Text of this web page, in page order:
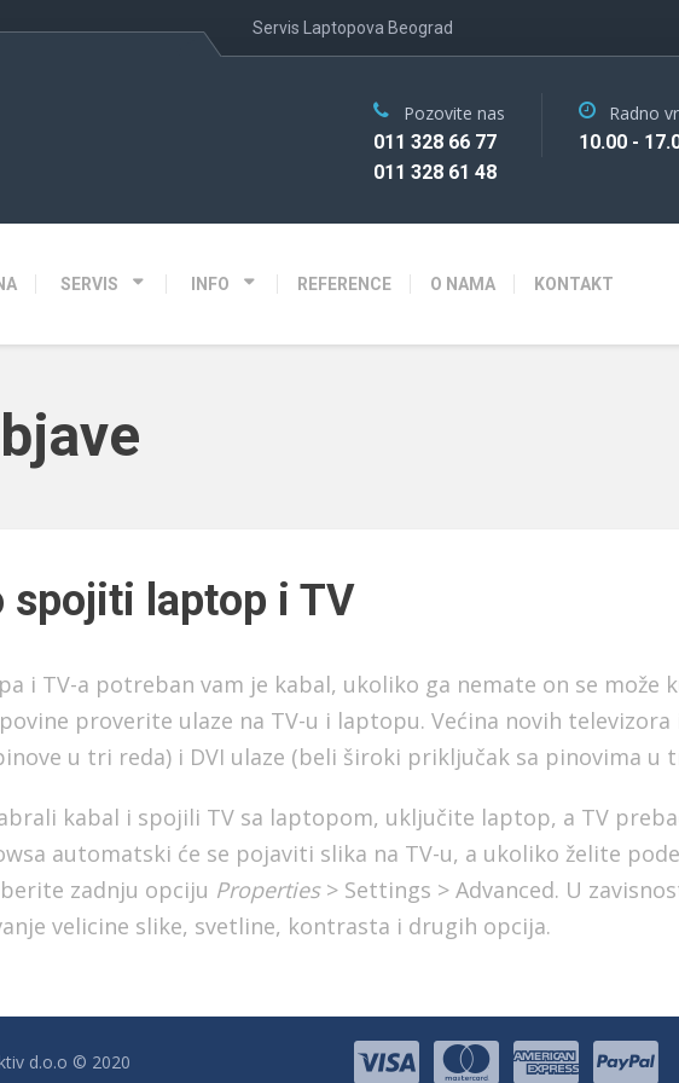
Servis Laptopova Beograd
SERVIS INFO REFERENCE O NAMA KONTAKT
Pozovite nas
011 328 66 77
011 328 61 48
Radno
10.00 -
spojiti laptop i TV
i TV-a potreban vam je kabal, ukoliko ga nemate on se
proverite ulaze na TV-u i laptopu. Većina novih
u tri reda) i DVI ulaze (beli široki priključak sa pinovima u
kabal i spojili TV sa laptopom, uključite laptop, a TV
automatski će se pojaviti slika na TV-u, a ukoliko želite
zadnju opciju Properties> Settings > Advanced. U
velicine slike, svetline, kontrasta i drugih opcija.
d.o.o © 2020